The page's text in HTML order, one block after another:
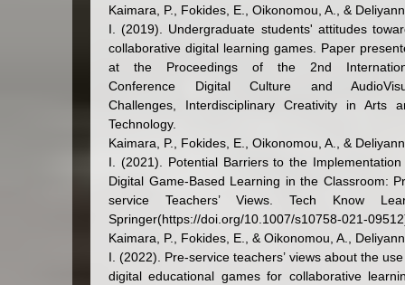
Kaimara, P., Fokides, E., Oikonomou, A., &
I. (2019). Undergraduate students' attitudes
collaborative digital learning games. Paper
at the Proceedings of the 2nd
Conference Digital Culture and
Challenges, Interdisciplinary Creativity in Arts
Technology.
Kaimara, P., Fokides, E., Oikonomou, A., &
I. (2021). Potential Barriers to the
Digital Game-Based Learning in the Classroom:
service Teachers’ Views. Tech Know
Springer(https://doi.org/10.1007/s10758-021-
Kaimara, P., Fokides, E., & Oikonomou, A.,
I. (2022). Pre-service teachers’ views about the
digital educational games for collaborative